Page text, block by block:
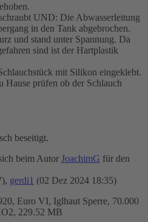
UND: Die Abwasserleitung
in den Tank abgebrochen.
und stand unter Spannung. Da
sind ist der Hartplastik
mit Silikon eingeklebt.
Hause prüfen ob der Schlauch
beseitigt.
beim Autor JoachimG für den
gerdi1 (02 Dez 2024 18:35)
Euro VI, Iglhaut Sperre, 70.000
229.52 MB